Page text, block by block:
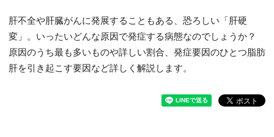
肝不全や肝臓がんに発展することもある、恐ろしい「肝硬
変」。いったいどんな原因で発症する病態なのでしょうか？
原因のうち最も多いものや詳しい割合、発症要因のひとつ脂肪
肝を引き起こす要因など詳しく解説します。